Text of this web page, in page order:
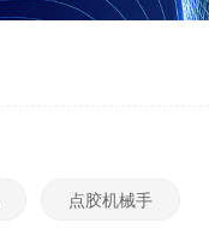
点胶机械手